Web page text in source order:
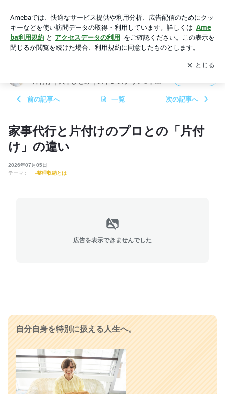
る！家族が変わる！心とお家のお片付け｜大平ひとみ｜ストレ
スクリア®︎トレーナー 整理収納アドバイザー セルコントロー
ル｜
アプリをダウンロードして ブログの更新通知
を受け取りまし
ょう。
開く
片付け｜大平ひとみ｜ストレスクリア®︎トレ
ル｜
前の記事へ 一覧 次の記事へ
家事代行と片付けのプロとの「片付
け」の違い
2026年07月05日
テーマ：
├整理収納とは
広告を表示できませんでした
自分自身を特別に扱える人生へ。